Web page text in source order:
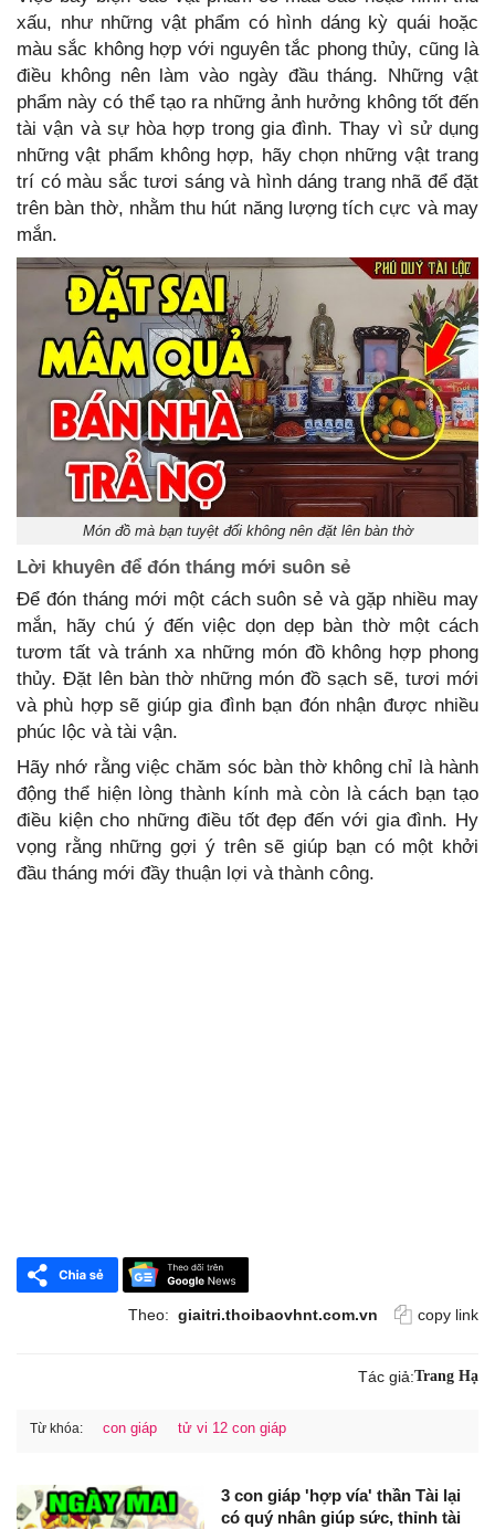
xấu, như những vật phẩm có hình dáng kỳ quái hoặc
màu sắc không hợp với nguyên tắc phong thủy, cũng là
điều không nên làm vào ngày đầu tháng. Những vật
phẩm này có thể tạo ra những ảnh hưởng không tốt đến
tài vận và sự hòa hợp trong gia đình. Thay vì sử dụng
những vật phẩm không hợp, hãy chọn những vật trang
trí có màu sắc tươi sáng và hình dáng trang nhã để đặt
trên bàn thờ, nhằm thu hút năng lượng tích cực và may
mắn.
Món đồ mà bạn tuyệt đối không nên đặt lên bàn thờ
Lời khuyên để đón tháng mới suôn sẻ
Để đón tháng mới một cách suôn sẻ và gặp nhiều may
mắn, hãy chú ý đến việc dọn dẹp bàn thờ một cách
tươm tất và tránh xa những món đồ không hợp phong
thủy. Đặt lên bàn thờ những món đồ sạch sẽ, tươi mới
và phù hợp sẽ giúp gia đình bạn đón nhận được nhiều
phúc lộc và tài vận.
Hãy nhớ rằng việc chăm sóc bàn thờ không chỉ là hành
động thể hiện lòng thành kính mà còn là cách bạn tạo
điều kiện cho những điều tốt đẹp đến với gia đình. Hy
vọng rằng những gợi ý trên sẽ giúp bạn có một khởi
đầu tháng mới đầy thuận lợi và thành công.
Theo: giaitri.thoibaovhnt.com.vn copy link
Tác giả:Trang Hạ
Từ khóa: con giáp tử vi 12 con giáp
3 con giáp 'hợp vía' thần Tài lại
có quý nhân giúp sức, thỉnh tài